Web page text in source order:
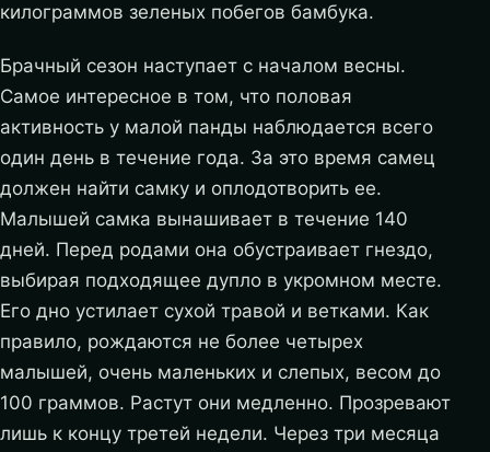
килограммов зеленых побегов бамбука.
Брачный сезон наступает с началом весны.
Самое интересное в том, что половая
активность у малой панды наблюдается всего
один день в течение года. За это время самец
должен найти самку и оплодотворить ее.
Малышей самка вынашивает в течение 140
дней. Перед родами она обустраивает гнездо,
выбирая подходящее дупло в укромном месте.
Его дно устилает сухой травой и ветками. Как
правило, рождаются не более четырех
малышей, очень маленьких и слепых, весом до
100 граммов. Растут они медленно. Прозревают
лишь к концу третей недели. Через три месяца